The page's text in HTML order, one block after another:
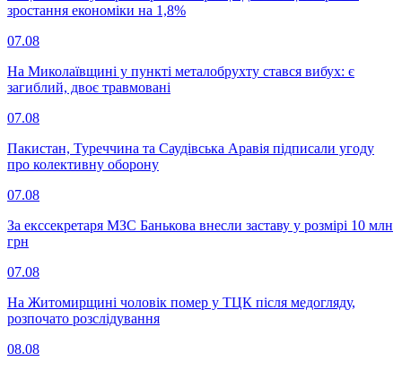
зростання економіки на 1,8%
07.08
На Миколаївщині у пункті металобрухту стався вибух: є
загиблий, двоє травмовані
07.08
Пакистан, Туреччина та Саудівська Аравія підписали угоду
про колективну оборону
07.08
За екссекретаря МЗС Банькова внесли заставу у розмірі 10 млн
грн
07.08
На Житомирщині чоловік помер у ТЦК після медогляду,
розпочато розслідування
08.08